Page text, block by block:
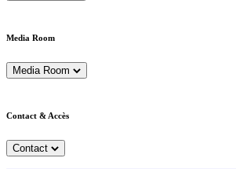
Media Room
Media Room
Contact & Accès
Contact